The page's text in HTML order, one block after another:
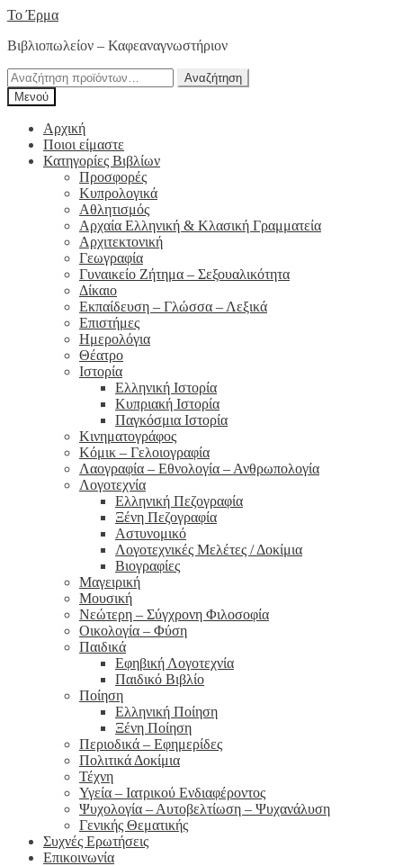
Απευθείας
στην
Μετάβαση
περιεχόμενο
Το Έρμα
Βιβλιοπωλείον – Καφεαναγνωστήριον
Αναζήτηση
για:
Αναζήτηση
Μενού
Αρχική
Ποιοι είμαστε
Κατηγορίες Βιβλίων
Προσφορές
Κυπρολογικά
Αθλητισμός
Αρχαία Ελληνική & Κλασική Γραμματεία
Αρχιτεκτονική
Γεωγραφία
Γυναικείο Ζήτημα – Σεξουαλικότητα
Δίκαιο
Εκπαίδευση – Γλώσσα – Λεξικά
Επιστήμες
Ημερολόγια
Θέατρο
Ιστορία
Ελληνική Ιστορία
Κυπριακή Ιστορία
Παγκόσμια Ιστορία
Κινηματογράφος
Κόμικ – Γελοιογραφία
Λαογραφία – Εθνολογία – Ανθρωπολογία
Λογοτεχνία
Ελληνική Πεζογραφία
Ξένη Πεζογραφία
Αστυνομικό
Λογοτεχνικές Μελέτες / Δοκίμια
Βιογραφίες
Μαγειρική
Μουσική
Νεώτερη – Σύγχρονη Φιλοσοφία
Οικολογία – Φύση
Παιδικά
Εφηβική Λογοτεχνία
Παιδικό Βιβλίο
Ποίηση
Ελληνική Ποίηση
Ξένη Ποίηση
Περιοδικά – Εφημερίδες
Πολιτικά Δοκίμια
Τέχνη
Υγεία – Ιατρικού Ενδιαφέροντος
Ψυχολογία – Αυτοβελτίωση – Ψυχανάλυση
Γενικής Θεματικής
Συχνές Ερωτήσεις
Επικοινωνία